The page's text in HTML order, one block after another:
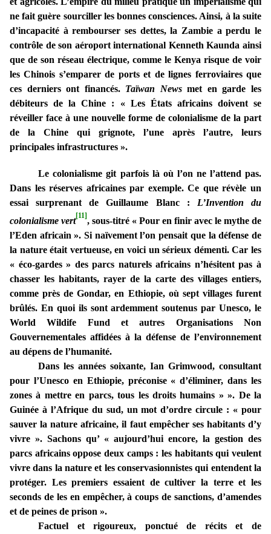
ne fait guère sourciller les bonnes consciences. Ainsi, à la suite
d’incapacité à rembourser ses dettes, la Zambie a perdu le
contrôle de son aéroport international Kenneth Kaunda ainsi
que de son réseau électrique, comme le Kenya risque de voir
les Chinois s’emparer de ports et de lignes ferroviaires que
ces derniers ont financés. Taïwan Newsmet en garde les
débiteurs de la Chine : « Les États africains doivent se
réveiller face à une nouvelle forme de colonialisme de la part
de la Chine qui grignote, l’une après l’autre, leurs
principales infrastructures ».
Le colonialisme git parfois là où l’on ne l’attend pas.
Dans les réserves africaines par exemple. Ce que révèle un
essai surprenant de Guillaume Blanc : L’Invention du
colonialisme vert[11], sous-titré « Pour en finir avec le mythe de
l’Eden africain ». Si naïvement l’on pensait que la défense de
la nature était vertueuse, en voici un sérieux démenti. Car les
« éco-gardes » des parcs naturels africains n’hésitent pas à
chasser les habitants, rayer de la carte des villages entiers,
comme près de Gondar, en Ethiopie, où sept villages furent
brûlés. En quoi ils sont ardemment soutenus par Unesco, le
World Wildife Fund et autres Organisations Non
Gouvernementales affidées à la défense de l’environnement
au dépens de l’humanité.
Dans les années soixante, Ian Grimwood, consultant
pour l’Unesco en Ethiopie, préconise « d’éliminer, dans les
zones à mettre en parcs, tous les droits humains » ». De la
Guinée à l’Afrique du sud, un mot d’ordre circule : « pour
sauver la nature africaine, il faut empêcher ses habitants d’y
vivre ». Sachons qu’ « aujourd’hui encore, la gestion des
parcs africains oppose deux camps : les habitants qui veulent
vivre dans la nature et les conservasionnistes qui entendent la
protéger. Les premiers essaient de cultiver la terre et les
seconds de les en empêcher, à coups de sanctions, d’amendes
et de peines de prison ».
Factuel et rigoureux, ponctué de récits et de